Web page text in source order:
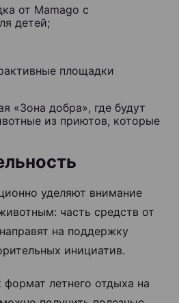
от Mamago с
детей;
площадки
«Зона добра», где будут
из приютов, которые
уделяют внимание
часть средств от
на поддержку
инициатив.
формат летнего отдыха на